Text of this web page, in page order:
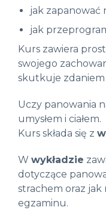
jak zapanować
jak
Kurs zawiera
swojego
skutkuje
Uczy panowania
umysłem i ciałem.
Kurs składa się z
W wykładzie
dotyczące
strachem oraz jak
egzaminu.